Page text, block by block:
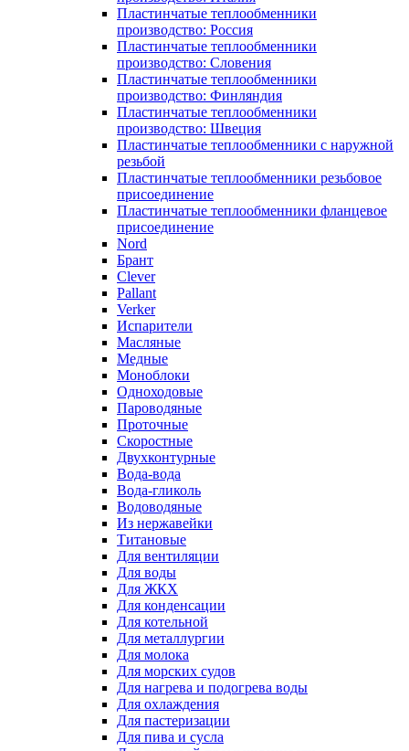
Пластинчатые теплообменники
производство: Россия
Пластинчатые теплообменники
производство: Словения
Пластинчатые теплообменники
производство: Финляндия
Пластинчатые теплообменники
производство: Швеция
Пластинчатые теплообменники с наружной
резьбой
Пластинчатые теплообменники резьбовое
присоединение
Пластинчатые теплообменники фланцевое
присоединение
Nord
Брант
Clever
Pallant
Verker
Испарители
Масляные
Медные
Моноблоки
Одноходовые
Пароводяные
Проточные
Скоростные
Двухконтурные
Вода-вода
Вода-гликоль
Водоводяные
Из нержавейки
Титановые
Для вентиляции
Для воды
Для ЖКХ
Для конденсации
Для котельной
Для металлургии
Для молока
Для морских судов
Для нагрева и подогрева воды
Для охлаждения
Для пастеризации
Для пива и сусла